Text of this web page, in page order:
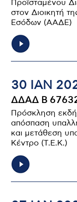
Προϊσταμένου
στον Διοικητή
Εσόδων (ΑΑΔΕ)
30 ΙΑΝ
ΔΔΑΔ Β
Πρόσκληση
απόσπαση
και μετάθεση
Κέντρο (Τ.Ε.Κ.)